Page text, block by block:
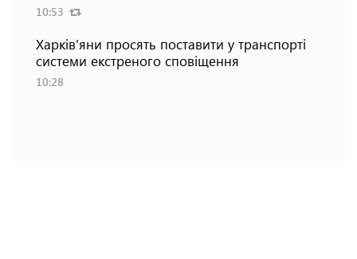
10:53
Харків'яни просять поставити у транспорті
системи екстреного сповіщення
10:28